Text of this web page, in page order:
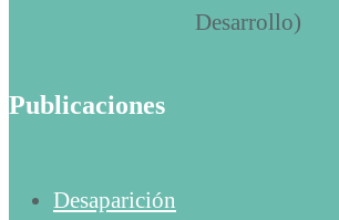
Publicaciones
Desaparición